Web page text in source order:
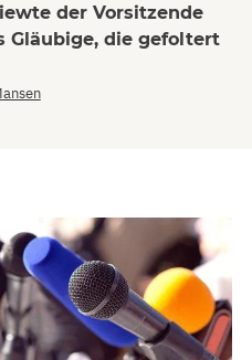
der Vorsitzende
Gläubige, die gefoltert